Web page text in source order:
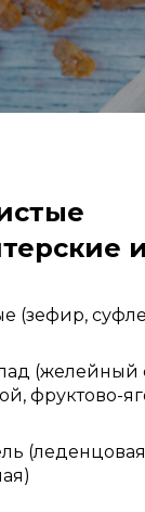
(зефир,
(желейный
фруктово-